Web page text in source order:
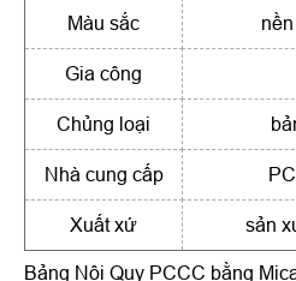
Màu sắc
Gia công
Chủng loại
Nhà cung cấp
Xuất xứ sản
Bảng Nội Quy PCCC bằng